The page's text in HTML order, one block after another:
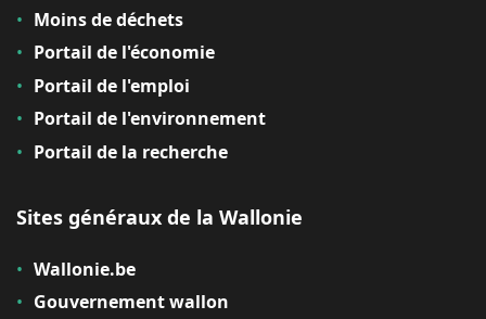
Moins de déchets
Portail de l'économie
Portail de l'emploi
Portail de l'environnement
Portail de la recherche
Sites généraux de la Wallonie
Wallonie.be
Gouvernement wallon